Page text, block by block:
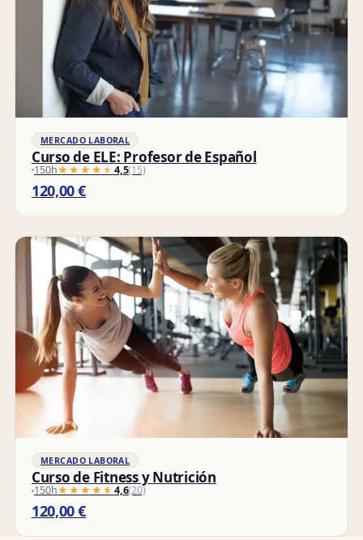
MERCADO LABORAL
Curso de ELE: Profesor de Español
150h★★★★★
★★★★★4,5(15)
120,00€
MERCADO LABORAL
Curso de Fitness y Nutrición
150h★★★★★
★★★★★4,6(20)
120,00€